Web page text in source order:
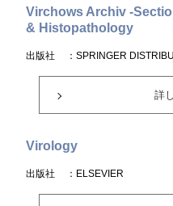
Virchows Archiv -
& Histopathology
出版社 ：SPRINGER
詳
Virology
出版社 ：ELSEVIER